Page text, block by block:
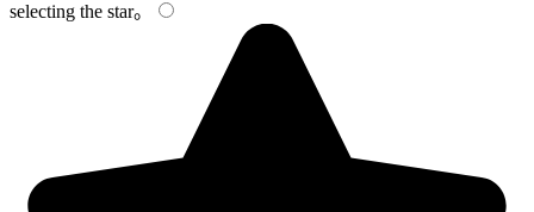
selecting the star。